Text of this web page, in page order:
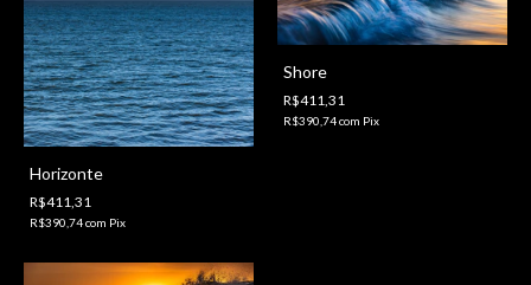
Horizonte
R$411,31
R$390,74com Pix
Shore
R$411,31
R$390,74com Pix